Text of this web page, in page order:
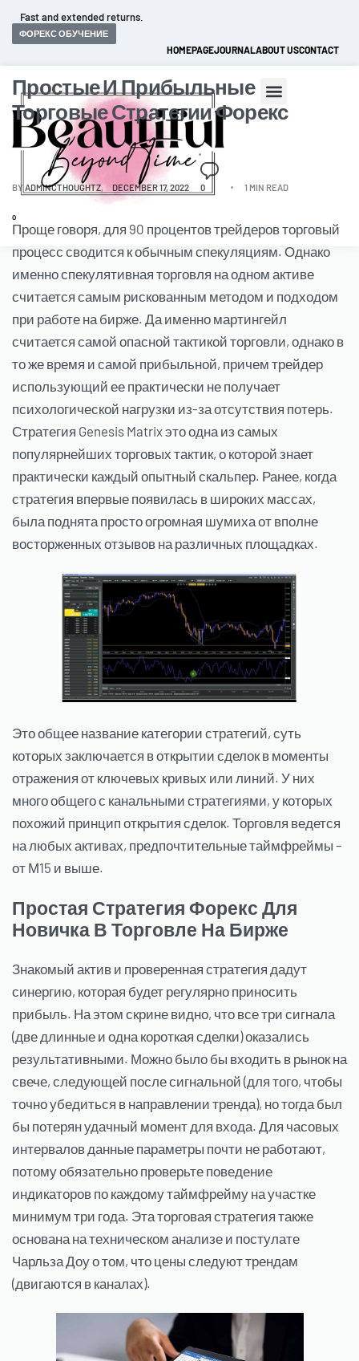
Fast and extended returns.
HOMEPAGEJOURNALABOUT USCONTACT
0
ФОРЕКС ОБУЧЕНИЕ
Простые И Прибыльные
Торговые Стратегии Форекс
BY ADMINCTHOUGHTZ DECEMBER 17, 2022 0 1 MIN READ
Проще говоря, для 90 процентов трейдеров торговый
процесс сводится к обычным спекуляциям. Однако
именно спекулятивная торговля на одном активе
считается самым рискованным методом и подходом
при работе на бирже. Да именно мартингейл
считается самой опасной тактикой торговли, однако в
то же время и самой прибыльной, причем трейдер
использующий ее практически не получает
психологической нагрузки из-за отсутствия потерь.
Стратегия Genesis Matrix это одна из самых
популярнейших торговых тактик, о которой знает
практически каждый опытный скальпер. Ранее, когда
стратегия впервые появилась в широких массах,
была поднята просто огромная шумиха от вполне
восторженных отзывов на различных площадках.
Это общее название категории стратегий, суть
которых заключается в открытии сделок в моменты
отражения от ключевых кривых или линий. У них
много общего с канальными стратегиями, у которых
похожий принцип открытия сделок. Торговля ведется
на любых активах, предпочтительные таймфреймы –
от М15 и выше.
Простая Стратегия Форекс Для
Новичка В Торговле На Бирже
Знакомый актив и проверенная стратегия дадут
синергию, которая будет регулярно приносить
прибыль. На этом скрине видно, что все три сигнала
(две длинные и одна короткая сделки) оказались
результативными. Можно было бы входить в рынок на
свече, следующей после сигнальной (для того, чтобы
точно убедиться в направлении тренда), но тогда был
бы потерян удачный момент для входа. Для часовых
интервалов данные параметры почти не работают,
потому обязательно проверьте поведение
индикаторов по каждому таймфрейму на участке
минимум три года. Эта торговая стратегия также
основана на техническом анализе и постулате
Чарльза Доу о том, что цены следуют трендам
(двигаются в каналах).